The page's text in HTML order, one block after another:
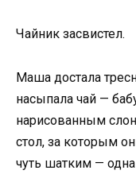
Чайник засвистел.
Маша достала
насыпала чай —
нарисованным
стол, за которым
чуть шатким —